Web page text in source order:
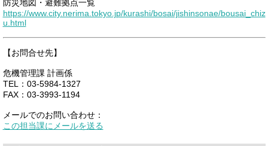
防災地図・避難拠点一覧
https://www.city.nerima.tokyo.jp/kurashi/bosai/jishinsonae/bousai_chiz
u.html
【お問合せ先】
危機管理課 計画係
TEL：03-5984-1327
FAX：03-3993-1194
メールでのお問い合わせ：
この担当課にメールを送る